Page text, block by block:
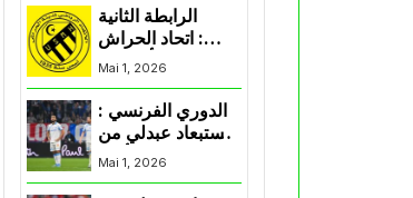
الرابطة الثانية
: اتحاد الحراش
يحسم التأهل إلى
“البلاي أوف”
Mai 1, 2026
الدوري الفرنسي :
استبعاد عبدلي من
قائمة مرسيليا أمام
Mai 1, 2026